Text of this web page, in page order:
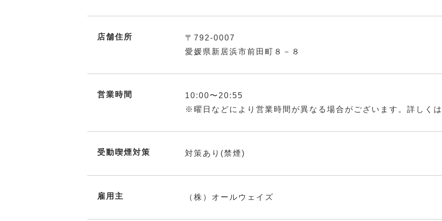
店舗住所
〒792-0007
愛媛県新居浜市前田町８－８
営業時間
10:00〜20:55
※曜日などにより営業時間が異なる場合がございます。詳しく
受動喫煙対策 対策あり(禁煙)
雇用主 （株）オールウェイズ